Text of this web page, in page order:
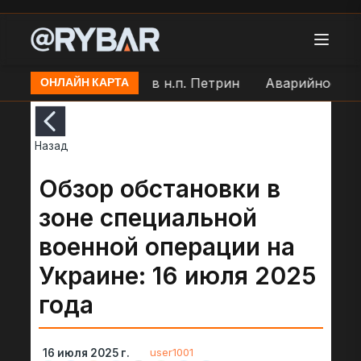
ОНЛАЙН КАРТА
Удар БЛА ВСУ в н.п. Петрин Аварийное
Назад
Обзор обстановки в
зоне специальной
военной операции на
Украине: 16 июля 2025
года
16 июля 2025 г. user1001